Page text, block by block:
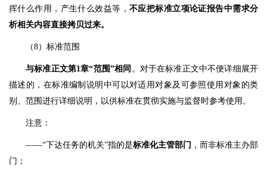
挥什么作用，产生什么效益等， 不应把标准立项论证报告中需求分
析相关内容直接拷贝过来。
（8）标准范围
与标准正文第1章“范围”相同 。对于在标准正文中不便详细展开
描述的，在标准编制说明中可以对适用对象及可参照使用对象的类
别、范围进行详细说明，以供标准在贯彻实施与监督时参考使用。
注意：
——“下达任务的机关”指的是标准化主管部门 ，而非标准主办部
门；